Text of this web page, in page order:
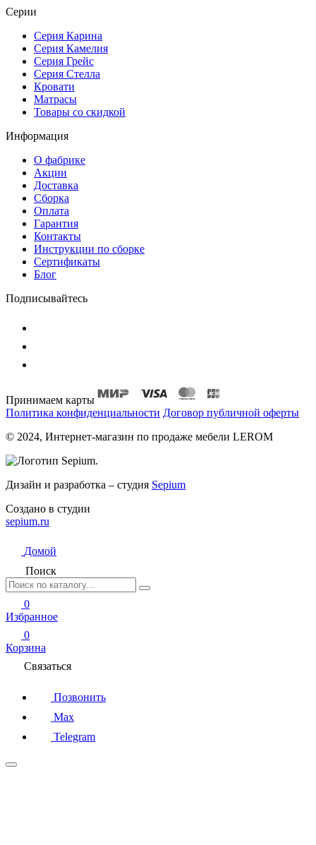
Серии
Серия Карина
Серия Камелия
Серия Грейс
Серия Стелла
Кровати
Матрасы
Товары со скидкой
Информация
О фабрике
Акции
Доставка
Сборка
Оплата
Гарантия
Контакты
Инструкции по сборке
Сертификаты
Блог
Подписывайтесь
Принимаем карты
Политика конфиденциальности Договор публичной оферты
© 2024, Интернет-магазин по продаже мебели LEROM
Дизайн и разработка – студия Sepium
Создано в студии
sepium.ru
Домой
Поиск
0
Избранное
0
Корзина
Связаться
Позвонить
Max
Telegram